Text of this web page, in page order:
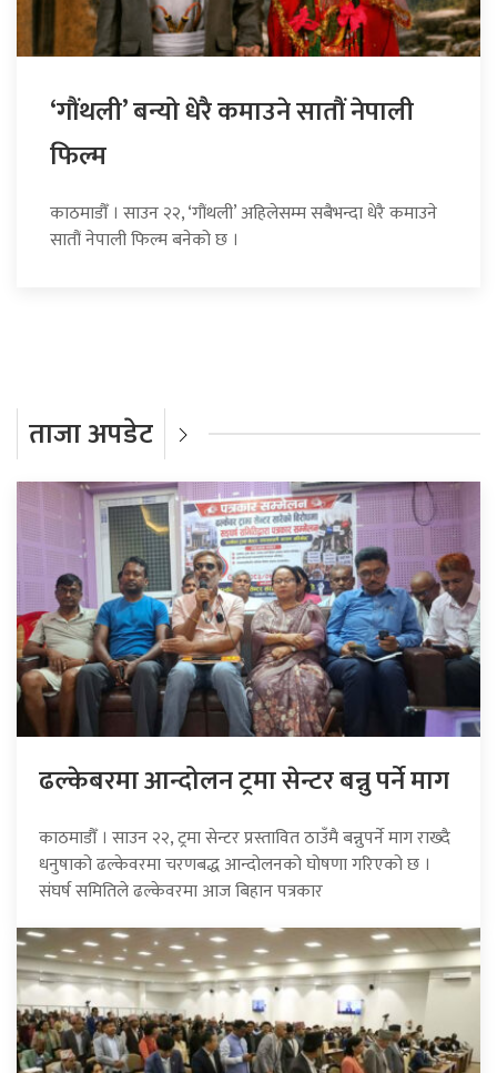
‘गौंथली’ बन्यो धेरै कमाउने सातौं नेपाली
फिल्म
काठमाडौँ । साउन २२, ‘गौंथली’ अहिलेसम्म सबैभन्दा धेरै कमाउने
सातौं नेपाली फिल्म बनेको छ ।
ताजा अपडेट
ढल्केबरमा आन्दोलन ट्रमा सेन्टर बन्नु पर्ने माग
काठमाडौँ । साउन २२, ट्रमा सेन्टर प्रस्तावित ठाउँमै बन्नुपर्ने माग राख्दै
धनुषाको ढल्केवरमा चरणबद्ध आन्दोलनको घोषणा गरिएको छ ।
संघर्ष समितिले ढल्केवरमा आज बिहान पत्रकार